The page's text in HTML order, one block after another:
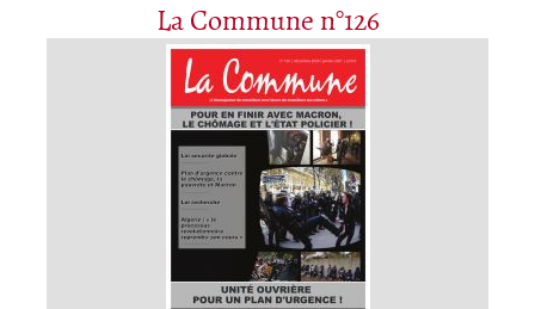
La Commune n°126